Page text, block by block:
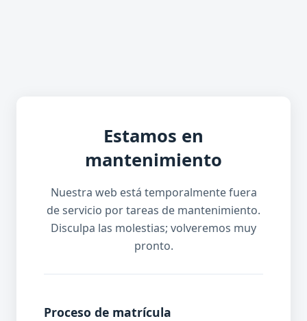
Estamos en
mantenimiento
Nuestra web está temporalmente fuera
de servicio por tareas de mantenimiento.
Disculpa las molestias; volveremos muy
pronto.
Proceso de matrícula